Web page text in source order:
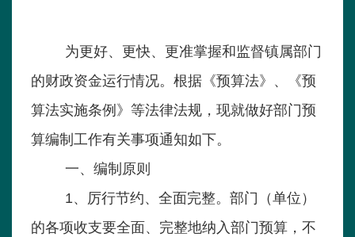
为更好、更快、更准掌握和监督镇属部门
的财政资金运行情况。根据《预算法》、《预
算法实施条例》等法律法规，现就做好部门预
算编制工作有关事项通知如下。
一、编制原则
1、厉行节约、全面完整。部门（单位）
的各项收支要全面、完整地纳入部门预算，不